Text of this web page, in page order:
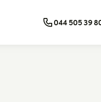
044 505 39